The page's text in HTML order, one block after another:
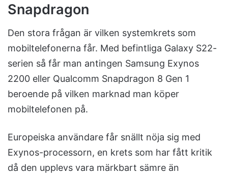
Snapdragon
Den stora frågan är vilken systemkrets som
mobiltelefonerna får. Med befintliga Galaxy S22-
serien så får man antingen Samsung Exynos
2200 eller Qualcomm Snapdragon 8 Gen 1
beroende på vilken marknad man köper
mobiltelefonen på.
Europeiska användare får snällt nöja sig med
Exynos-processorn, en krets som har fått kritik
då den upplevs vara märkbart sämre än